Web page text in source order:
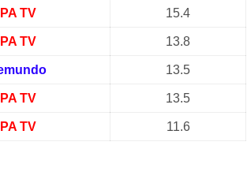
TV 15.4
TV 13.8
13.5
TV 13.5
TV 11.6